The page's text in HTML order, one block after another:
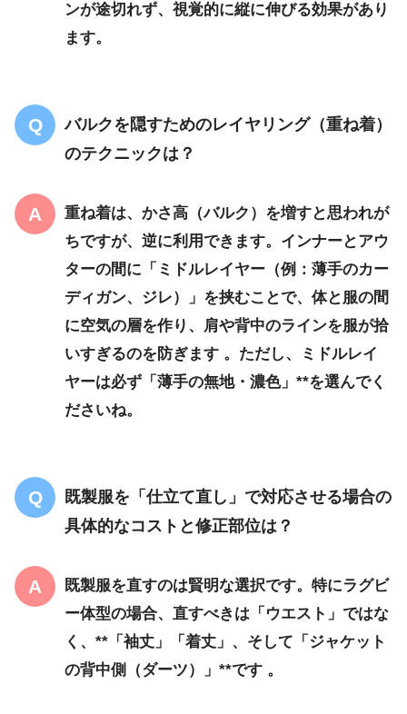
ンが途切れず、視覚的に縦に伸びる効果があり
ます。
バルクを隠すためのレイヤリング（重ね着）
のテクニックは？
重ね着は、かさ高（バルク）を増すと思われが
ちですが、逆に利用できます。インナーとアウ
ターの間に「ミドルレイヤー（例：薄手のカー
ディガン、ジレ）」 を挟むことで、体と服の間
に空気の層を作り、肩や背中のラインを服が拾
いすぎるのを防ぎます 。ただし、ミドルレイ
ヤーは必ず「薄手の無地・濃色」**を選んでく
ださいね。
既製服を「仕立て直し」で対応させる場合の
具体的なコストと修正部位は？
既製服を直すのは賢明な選択です。特にラグビ
ー体型の場合、直すべきは「ウエスト」ではな
く、**「袖丈」「着丈」、そして「ジャケット
の背中側（ダーツ）」**です 。